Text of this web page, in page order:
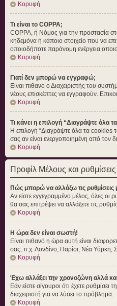
Κορυφή
Τι είναι το COPPA;
COPPA, ή Νόμος για την προστασία
κηδεμόνα ή κάποιο στοιχείο που να
οποιοδήποτε παράνομη ενέργεια
Κορυφή
Γιατί δεν μπορώ να εγγραφώ;
Είναι πιθανό ο Διαχειριστής του
νέους επισκέπτες να εγγραφούν.
Κορυφή
Τι κάνει η επιλογή “Διαγράψτε όλα
Η επιλογή “Διαγράψτε όλα τα cookies
σας αν είναι ενεργοποιημένη από
Κορυφή
Προφίλ Μέλους και ρυθμίσεις
Πώς μπορώ να αλλάξω τις ρυθμίσεις
Αν είστε εγγεγραμμένο μέλος, όλες οι
θα σας επιτρέψει να αλλάξετε τις
Κορυφή
Η ώρα δεν είναι σωστή!
Είναι πιθανό η ώρα αυτή είναι
σας, π.χ. Λονδίνο, Παρίσι, Νέα Υόρκη,
Κορυφή
Έχω αλλάξει την χρονοζώνη αλλά
Εάν είστε σίγουροι ότι έχετε
διαχειριστή για να λύσει το πρόβλημα.
Κορυφή